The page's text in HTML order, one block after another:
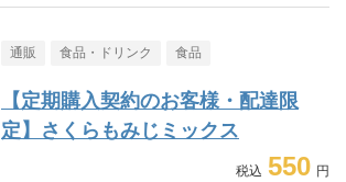
通販 食品・ドリンク 食品
【定期購入契約のお客様・配達限
定】さくらもみじミックス
550